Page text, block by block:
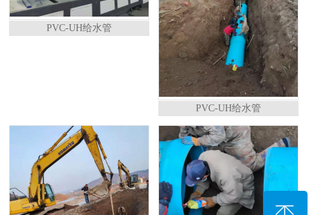
PVC-UH给水管
PVC-UH给水管